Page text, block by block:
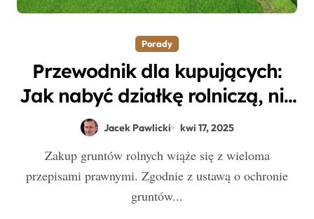
Porady
Przewodnik dla kupujących:
Jak nabyć działkę rolniczą, nie
będąc rolnikiem?
Jacek Pawlicki kwi 17, 2025
Zakup gruntów rolnych wiąże się z wieloma
przepisami prawnymi. Zgodnie z ustawą o ochronie
gruntów...